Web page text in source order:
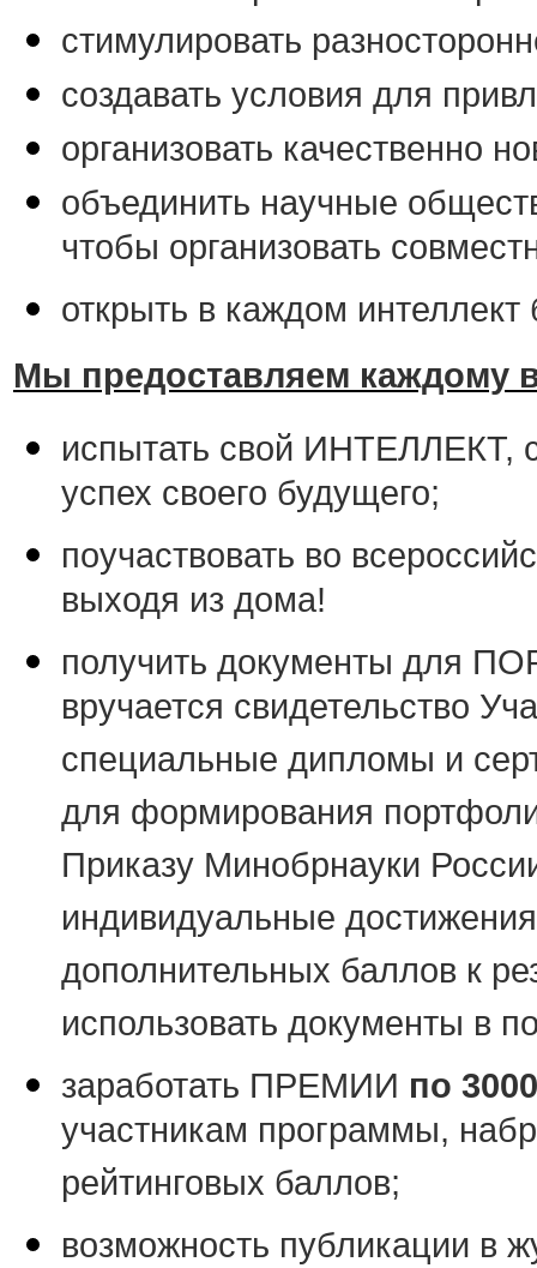
стимулировать
создавать условия для
организовать качественно
объединить научные
чтобы организовать
открыть в каждом интеллект
Мы предоставляем каждому
испытать свой ИНТЕЛЛЕКТ,
успех своего будущего;
поучаствовать во
выходя из дома!
получить документы для
вручается свидетельство
специальные дипломы и
для формирования
Приказу Минобрнауки
индивидуальные
дополнительных баллов к
использовать документы в
заработать ПРЕМИИ по
участникам программы,
рейтинговых баллов;
возможность публикации в